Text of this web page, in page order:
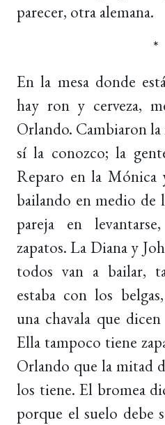
parecer, otra alemana.
*
En la mesa donde
hay ron y cerveza,
Orlando. Cambiaron la
sí la conozco; la
Reparo en la Mónica
bailando en medio de
pareja en
zapatos. La Diana y
todos van a bailar,
estaba con los
una chavala que
Ella tampoco tiene
Orlando que la mitad
los tiene. El bromea
porque el suelo debe